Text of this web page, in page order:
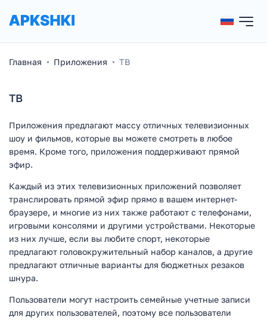
Главная Приложения ТВ
ТВ
Приложения предлагают массу отличных телевизионных
шоу и фильмов, которые вы можете смотреть в любое
время. Кроме того, приложения поддерживают прямой
эфир.
Каждый из этих телевизионных приложений позволяет
транслировать прямой эфир прямо в вашем интернет-
браузере, и многие из них также работают с телефонами,
игровыми консолями и другими устройствами. Некоторые
из них лучше, если вы любите спорт, некоторые
предлагают головокружительный набор каналов, а другие
предлагают отличные варианты для бюджетных резаков
шнура.
Пользователи могут настроить семейные учетные записи
для других пользователей, поэтому все пользователи